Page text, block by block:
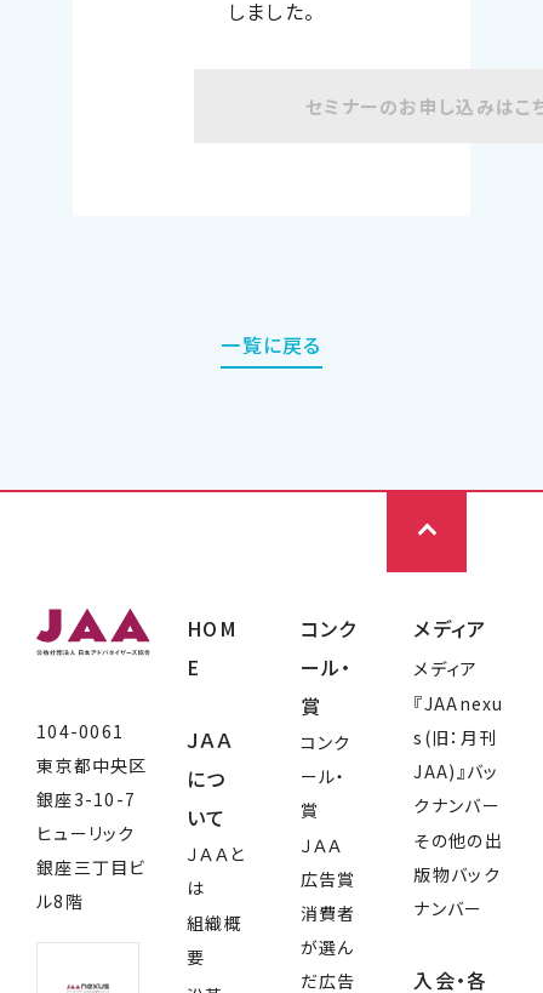
しました。
セミナーのお申し込みはこ
一覧に戻る
104-0061
東京都中央区
銀座3-10-7
ヒューリック
銀座三丁目ビ
ル8階
HOM
E
ＪＡＡ
につ
いて
ＪＡＡと
は
組織概
要
コンク
ール・
賞
コンク
ール・
賞
ＪＡＡ
広告賞
消費者
が選ん
だ広告
メディア
メディア
『JAAnexu
s(旧：月刊
JAA)』バッ
クナンバー
その他の出
版物バック
ナンバー
入会・各